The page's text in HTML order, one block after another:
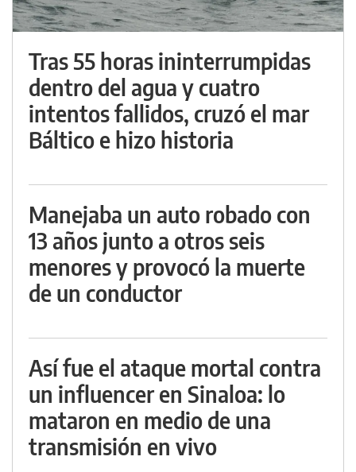
Tras 55 horas ininterrumpidas
dentro del agua y cuatro
intentos fallidos, cruzó el mar
Báltico e hizo historia
Manejaba un auto robado con
13 años junto a otros seis
menores y provocó la muerte
de un conductor
Así fue el ataque mortal contra
un influencer en Sinaloa: lo
mataron en medio de una
transmisión en vivo